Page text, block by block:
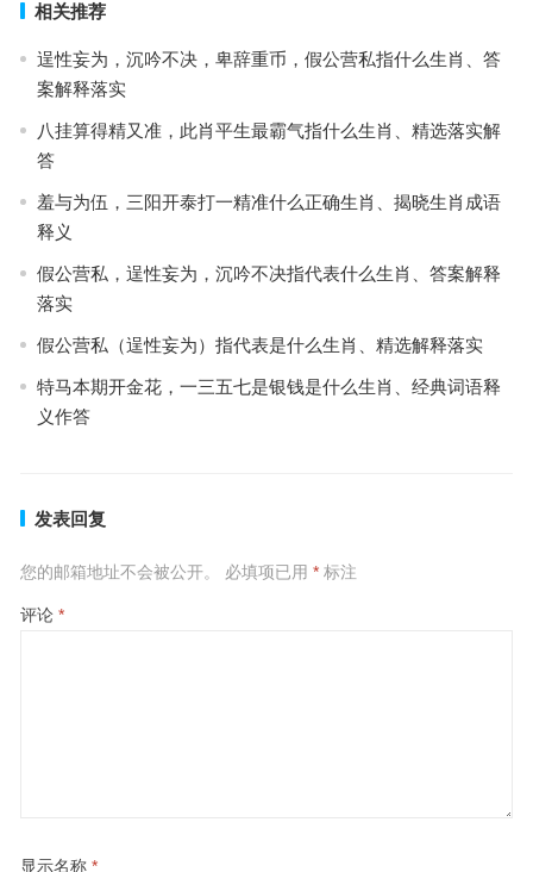
相关推荐
逞性妄为，沉吟不决，卑辞重币，假公营私指什么生肖、答
案解释落实
八挂算得精又准，此肖平生最霸气指什么生肖、精选落实解
答
羞与为伍，三阳开泰打一精准什么正确生肖、揭晓生肖成语
释义
假公营私，逞性妄为，沉吟不决指代表什么生肖、答案解释
落实
假公营私（逞性妄为）指代表是什么生肖、精选解释落实
特马本期开金花，一三五七是银钱是什么生肖、经典词语释
义作答
发表回复
您的邮箱地址不会被公开。 必填项已用 *标注
评论 *
显示名称 *